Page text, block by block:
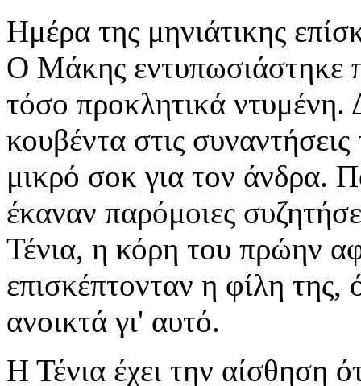
Ημέρα της μηνιάτικης
Ο Μάκης εντυπωσιάστηκε
τόσο προκλητικά ντυμένη.
κουβέντα στις
μικρό σοκ για τον άνδρα.
έκαναν παρόμοιες
Τένια, η κόρη του πρώην
επισκέπτονταν η φίλη της,
ανοικτά γι' αυτό.
Η Τένια έχει την αίσθηση